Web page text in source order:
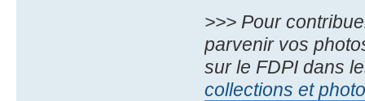
>>> Pour
parvenir vos
sur le FDPI dans
collections et